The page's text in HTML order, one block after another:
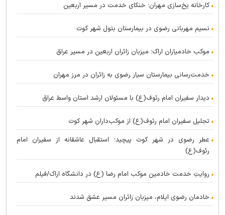
کارخانه یخ‌سازی مهران؛ خنکای خدمت در مسیر اربعین
نسیم مهربانی رضوی در بیمارستان بتول شهر کوت
موکب خادمیاران اراک؛ میزبان زائران اربعین در مسیر عراق
خدمت‌رسانی بیمارستان سیار رضوی به زائران در مرز مهران
دیدار سفیران امام رئوف(ع) با مسئولان ارشد استان واسط عراق
تجلیل سفیران امام رئوف(ع) از موکب‌داران شهر کوت
عطر رضوی در شهر کوت پیچید؛ استقبال عاشقانه از سفیران امام
رئوف(ع)
روایتِ خدمت خادمین موکب امام رضا (ع) در دانشگاه اراک/فیلم
خادمان رضوی ایلام، میزبان زائران مسیر عشق شدند